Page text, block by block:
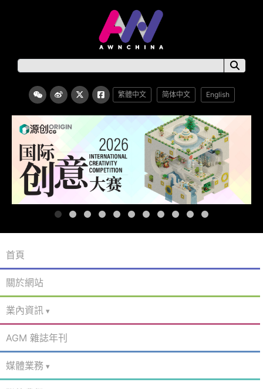
繁體中文 简体中文 English
首頁
關於網站
業內資訊
AGM 雜誌年刊
媒體業務